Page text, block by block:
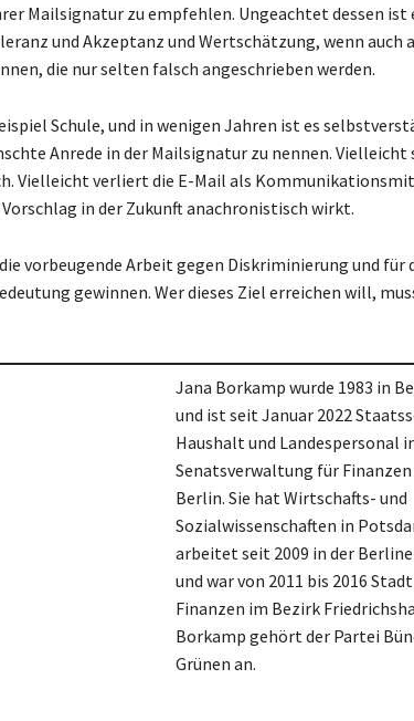
Mailsignatur zu empfehlen. Ungeachtet dessen ist
und Akzeptanz und Wertschätzung, wenn auch
die nur selten falsch angeschrieben werden.
Schule, und in wenigen Jahren ist es
Anrede in der Mailsignatur zu nennen. Vielleicht
Vielleicht verliert die E-Mail als
in der Zukunft anachronistisch wirkt.
vorbeugende Arbeit gegen Diskriminierung und für
gewinnen. Wer dieses Ziel erreichen will,
Jana Borkamp wurde 1983 in
und ist seit Januar 2022
Haushalt und Landespersonal
Senatsverwaltung für Finanzen
Berlin. Sie hat Wirtschafts- und
Sozialwissenschaften in
arbeitet seit 2009 in der
und war von 2011 bis 2016
Finanzen im Bezirk
Borkamp gehört der Partei
Grünen an.